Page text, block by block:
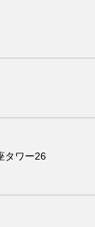
タワー26